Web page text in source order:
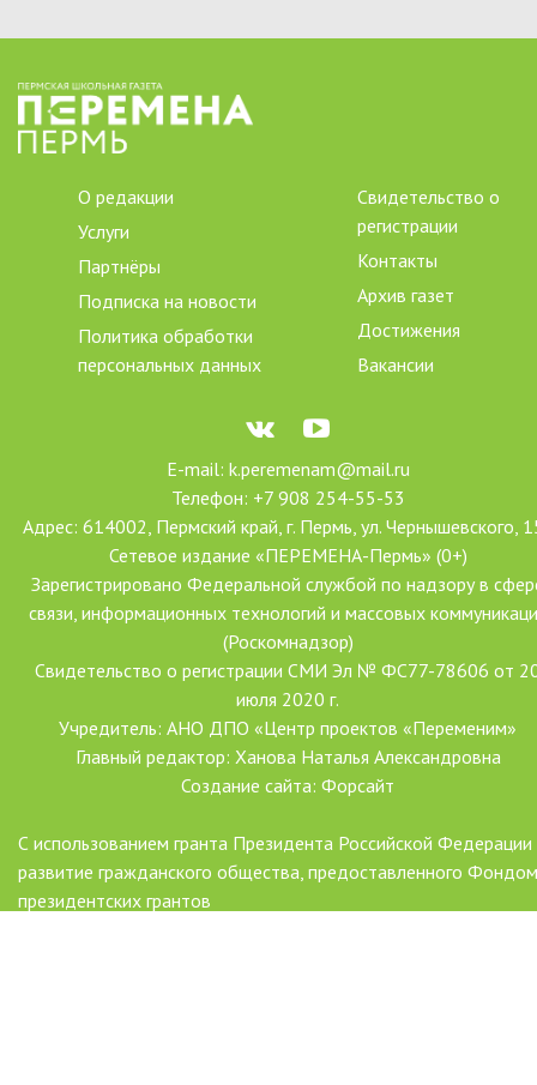
О редакции
Услуги
Партнёры
Подписка на новости
Политика обработки
персональных данных
Свидетельство о
регистрации
Контакты
Архив газет
Достижения
Вакансии
E-mail: k.peremenam@mail.ru
Телефон: +7 908 254-55-53
Адрес: 614002, Пермский край, г. Пермь, ул. Чернышевского,
Сетевое издание «ПЕРЕМЕНА-Пермь» (0+)
Зарегистрировано Федеральной службой по надзору в
связи, информационных технологий и массовых
(Роскомнадзор)
Свидетельство о регистрации СМИ Эл № ФС77-78606 от
июля 2020 г.
Учредитель: АНО ДПО «Центр проектов «Переменим»
Главный редактор: Ханова Наталья Александровна
Создание сайта: Форсайт
С использованием гранта Президента Российской Федерации
развитие гражданского общества, предоставленного Фондом
президентских грантов